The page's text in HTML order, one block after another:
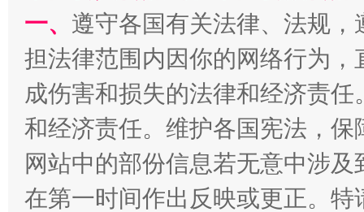
漫山遍野的桃花与雪山、麦地、白藏房 除
一、 遵守各国有关法律、法规
担法律范围内因你的网络行为
成伤害和损失的法律和经济责
和经济责任。维护各国宪法，
网站中的部份信息若无意中涉
在第一时间作出反映或更正。